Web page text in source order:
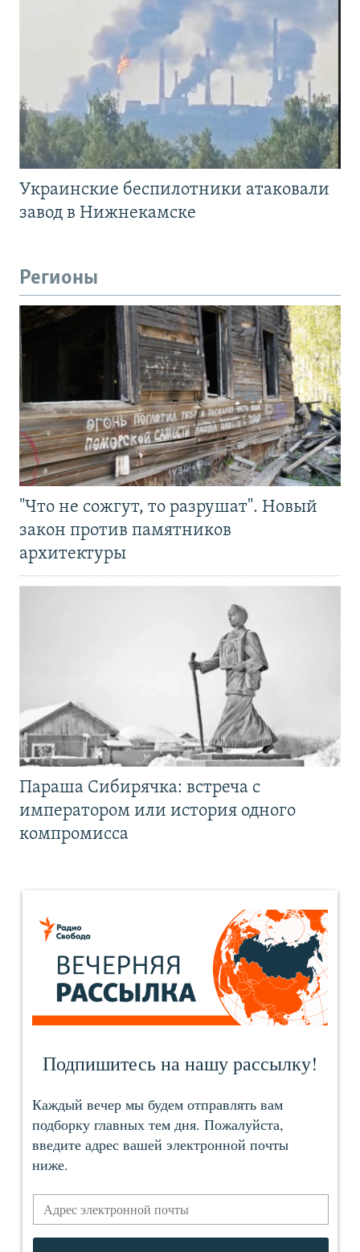
Украинские беспилотники атаковали
завод в Нижнекамске
Регионы
"Что не сожгут, то разрушат". Новый
закон против памятников
архитектуры
Параша Сибирячка: встреча с
императором или история одного
компромисса